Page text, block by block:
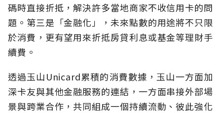
碼時直接折抵，解決許多當地商家不收信用卡的問
題。第三是「金融化」，未來點數的用途將不只限
於消費，更有望用來折抵房貸利息或基金等理財手
續費。
透過玉山Unicard累積的消費數據，玉山一方面加
深卡友與其他金融服務的連結，一方面串接外部場
景與跨業合作，共同組成一個持續流動、彼此強化